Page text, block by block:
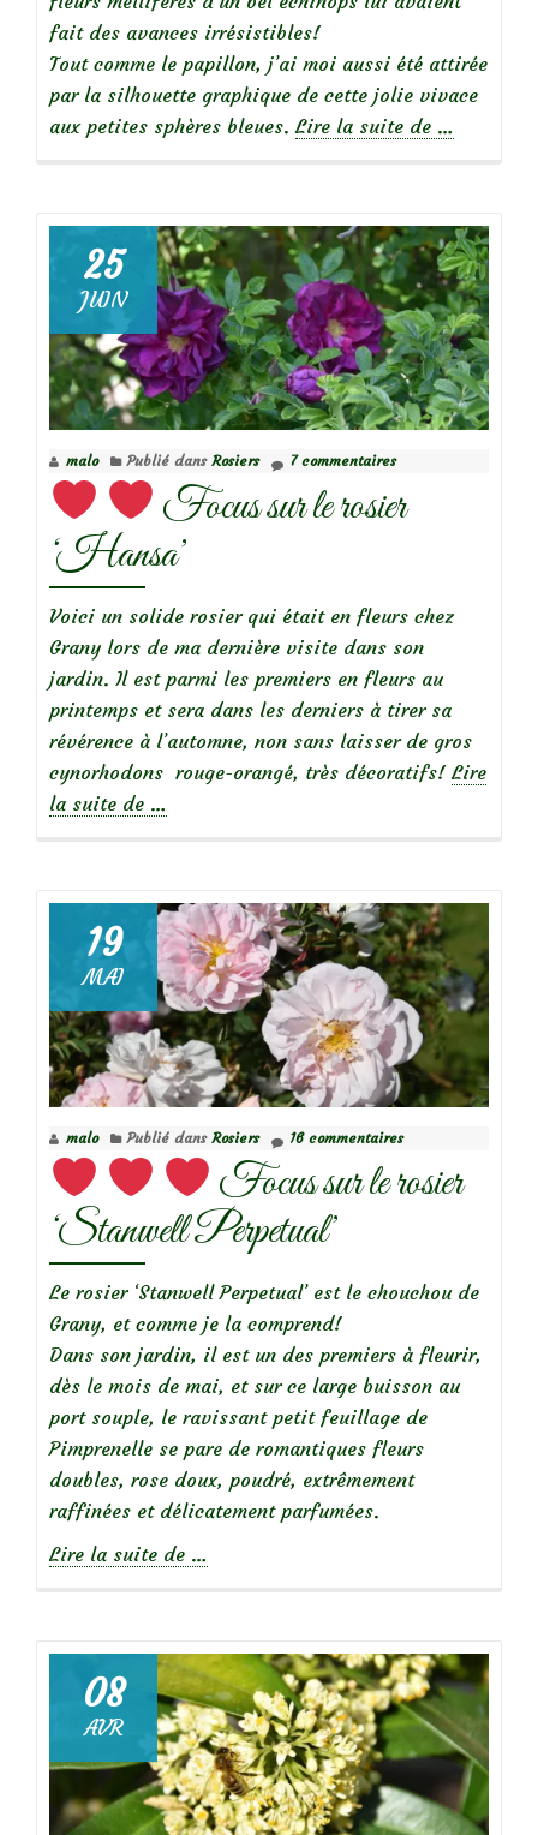
fait des avances irrésistibles!
Tout comme le papillon, j’ai moi aussi été attirée
par la silhouette graphique de cette jolie vivace
aux petites sphères bleues. Lire la suite de
(Echinops
ritro)
…
25
JUIN
malo Publié dans Rosiers 7 commentaires
Focus sur le rosier
‘Hansa’
Voici un solide rosier qui était en fleurs chez
Grany lors de ma dernière visite dans son
jardin. Il est parmi les premiers en fleurs au
printemps et sera dans les derniers à tirer sa
révérence à l’automne, non sans laisser de gros
cynorhodons rouge-orangé, très décoratifs! Lire
la suite de
Focus
sur
le
rosier
‘Hansa’
…
19
MAI
malo Publié dans Rosiers 16 commentaires
Focus sur le rosier
‘Stanwell Perpetual’
Le rosier ‘Stanwell Perpetual’ est le chouchou de
Grany, et comme je la comprend!
Dans son jardin, il est un des premiers à fleurir,
dès le mois de mai, et sur ce large buisson au
port souple, le ravissant petit feuillage de
Pimprenelle se pare de romantiques fleurs
doubles, rose doux, poudré, extrêmement
raffinées et délicatement parfumées.
Lire la suite de à
Focus
sur
le
…
08
AVR